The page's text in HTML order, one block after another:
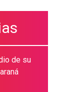
de su